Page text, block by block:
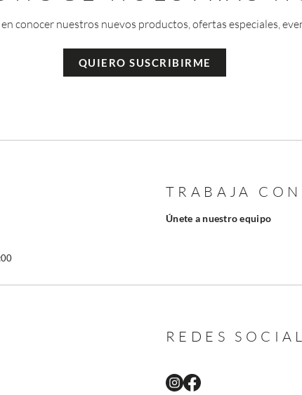
conocer nuestros nuevos productos, ofertas especiales,
QUIERO SUSCRIBIRME
TRABAJA
Únete a nuestro equipo
REDES